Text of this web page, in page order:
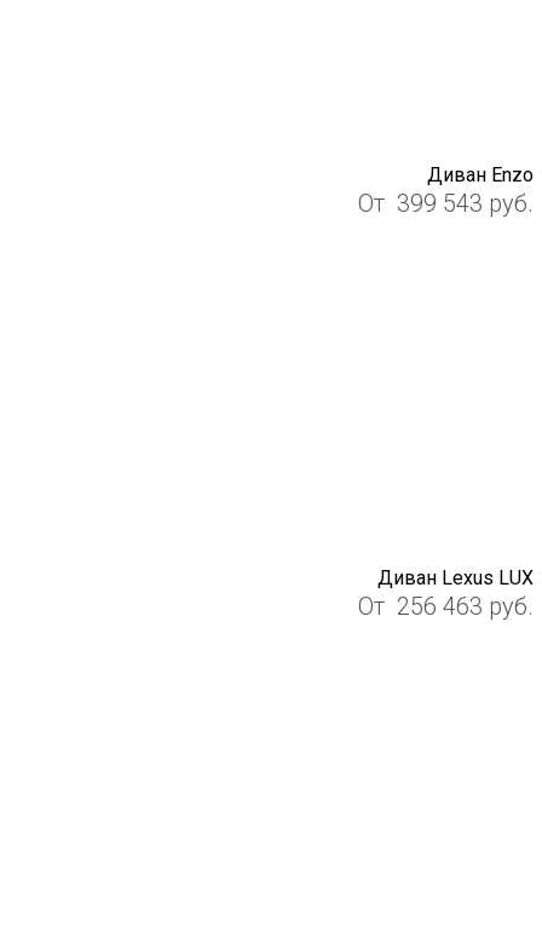
Диван Enzo
От 399 543 руб.
Диван Lexus LUX
От 256 463 руб.